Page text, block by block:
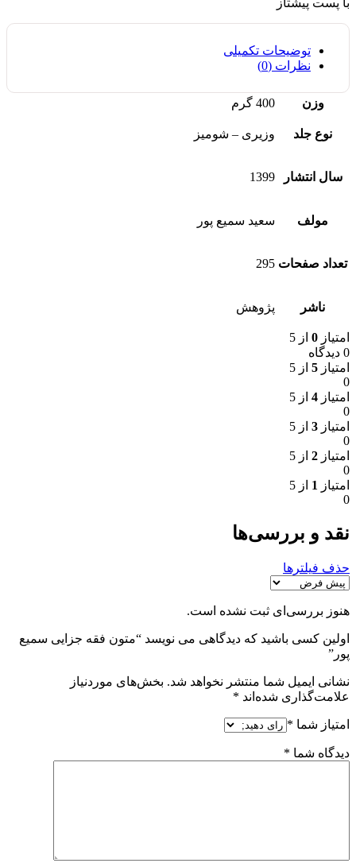
توضیحات تکمیلی
نظرات (0)
وزن 400 گرم
نوع جلد وزیری – شومیز
سال انتشار 1399
مولف سعید سمیع پور
تعداد صفحات 295
ناشر پژوهش
امتیاز 0 از 5
0 دیدگاه
امتیاز 5 از 5
0
امتیاز 4 از 5
0
امتیاز 3 از 5
0
امتیاز 2 از 5
0
امتیاز 1 از 5
0
نقد و بررسی‌ها
حذف فیلترها
هنوز بررسی‌ای ثبت نشده است.
اولین کسی باشید که دیدگاهی می نویسد “متون فقه جزایی سمیع
پور”
نشانی ایمیل شما منتشر نخواهد شد. بخش‌های موردنیاز
علامت‌گذاری شده‌اند *
امتیاز شما *
دیدگاه شما *